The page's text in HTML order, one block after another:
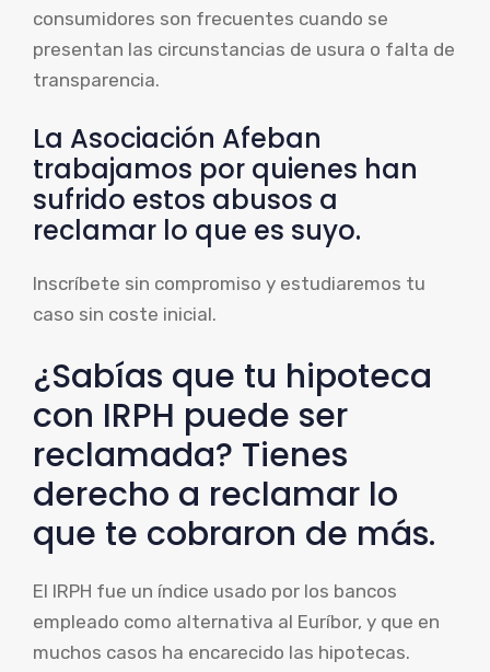
consumidores son frecuentes cuando se
presentan las circunstancias de usura o falta de
transparencia.
La Asociación Afeban
trabajamos por quienes han
sufrido estos abusos a
reclamar lo que es suyo.
Inscríbete sin compromiso y estudiaremos tu
caso sin coste inicial.
¿Sabías que tu hipoteca
con IRPH puede ser
reclamada? Tienes
derecho a reclamar lo
que te cobraron de más.
El IRPH fue un índice usado por los bancos
empleado como alternativa al Euríbor, y que en
muchos casos ha encarecido las hipotecas.